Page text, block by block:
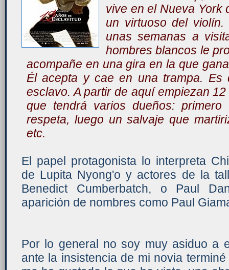
vive en el Nueva York
un virtuoso del
unas semanas a
hombres blancos le
acompañe en una gira en la que
Él acepta y cae en una trampa. Es
esclavo. A partir de aquí empiezan
que tendrá varios dueños:
respeta, luego un salvaje que
etc.
El papel protagonista lo interpreta
de Lupita Nyong'o y actores de la
Benedict Cumberbatch, o Paul
aparición de nombres como Paul
Por lo general no soy muy asiduo a
ante la insistencia de mi novia